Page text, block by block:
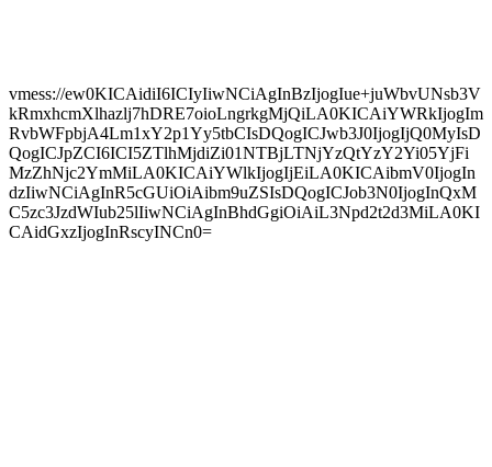
vmess://ew0KICAidiI6ICIyIiwNCiAgInBzIjogIue+juWbvUNsb3V
kRmxhcmXlhazlj7hDRE7oioLngrkgMjQiLA0KICAiYWRkIjogIm
RvbWFpbjA4Lm1xY2p1Yy5tbCIsDQogICJwb3J0IjogIjQ0MyIsD
QogICJpZCI6ICI5ZTlhMjdiZi01NTBjLTNjYzQtYzY2Yi05YjFi
MzZhNjc2YmMiLA0KICAiYWlkIjogIjEiLA0KICAibmV0IjogIn
dzIiwNCiAgInR5cGUiOiAibm9uZSIsDQogICJob3N0IjogInQxM
C5zc3JzdWIub25lIiwNCiAgInBhdGgiOiAiL3Npd2t2d3MiLA0KI
CAidGxzIjogInRscyINCn0=